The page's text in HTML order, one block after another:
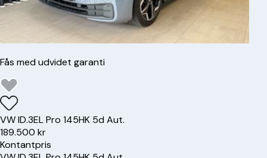
Fås med udvidet garanti
VWID.3EL Pro 145HK 5d Aut.
189.500 kr
Kontantpris